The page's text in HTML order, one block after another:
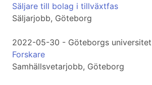
Säljare till bolag i tillväxtfas
Säljarjobb, Göteborg
2022-05-30 - Göteborgs universitet
Forskare
Samhällsvetarjobb, Göteborg